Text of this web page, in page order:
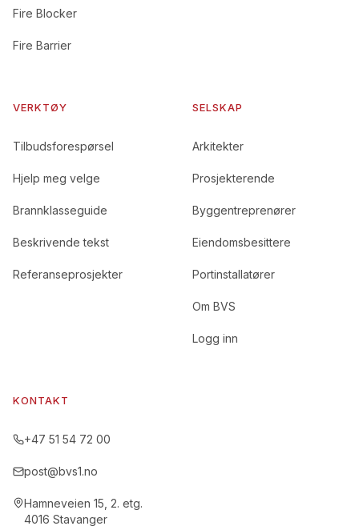
Fire Blocker
Fire Barrier
VERKTØY
Tilbudsforespørsel
Hjelp meg velge
Brannklasseguide
Beskrivende tekst
Referanseprosjekter
SELSKAP
Arkitekter
Prosjekterende
Byggentreprenører
Eiendomsbesittere
Portinstallatører
Om BVS
Logg inn
KONTAKT
+47 51 54 72 00
post@bvs1.no
Hamneveien 15, 2. etg.
4016 Stavanger